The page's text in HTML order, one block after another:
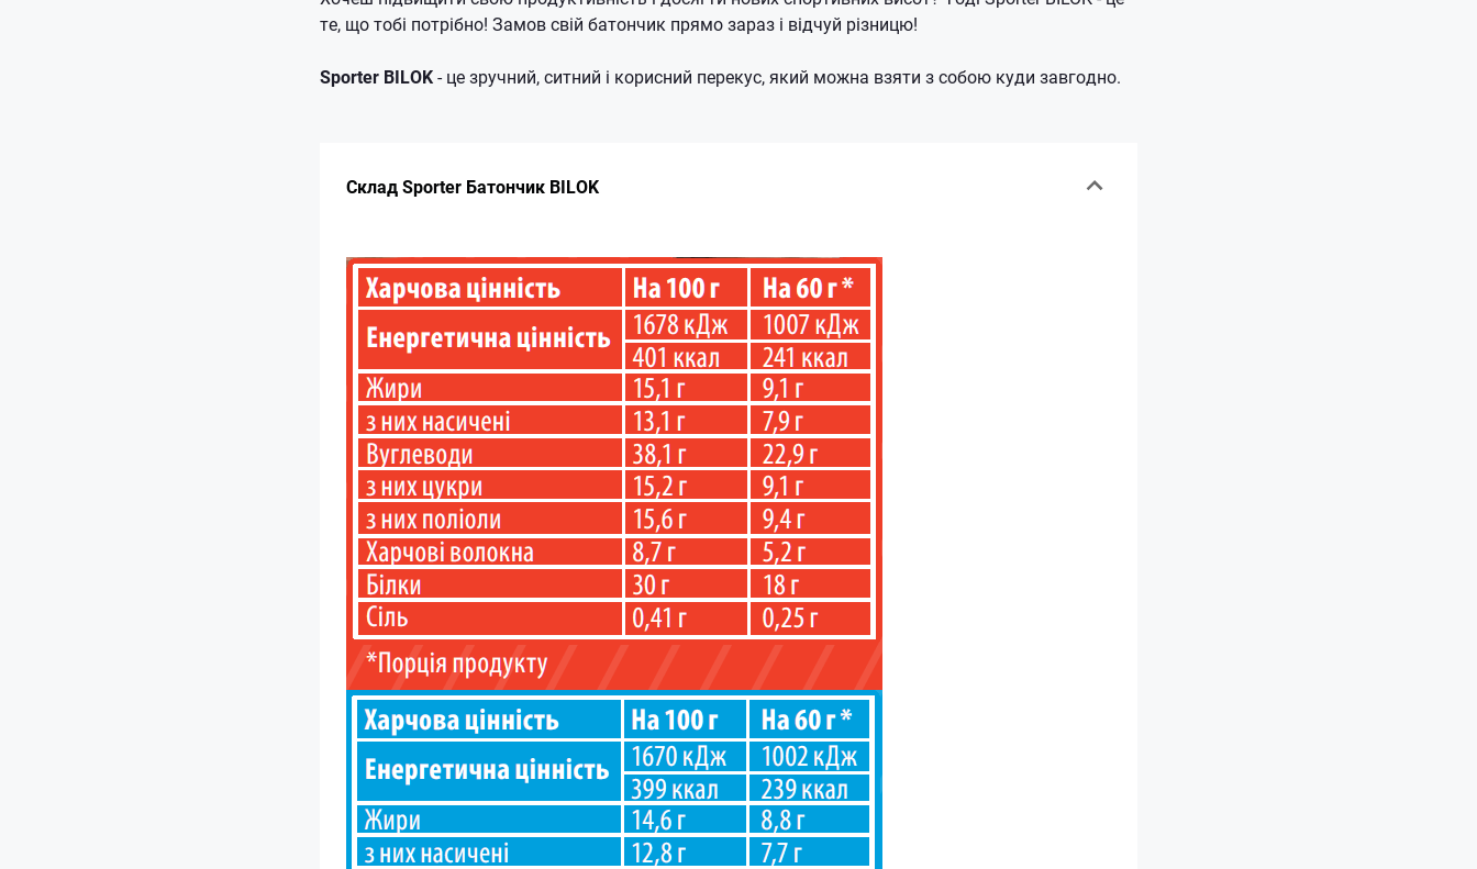
те, що тобі потрібно! Замов свій батончик прямо зараз і відчуй різницю!
Sporter BILOK- це зручний, ситний і корисний перекус, який можна взяти з собою куди завгодно.
Склад Sporter Батончик BILOK